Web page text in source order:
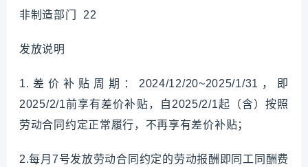
非制造部门 22
发放说明
1.差价补贴周期：2024/12/20~2025/1/31，即
2025/2/1前享有差价补贴，自2025/2/1起（含）按照
劳动合同约定正常履行，不再享有差价补贴；
2.每月7号发放劳动合同约定的劳动报酬即同工同酬费